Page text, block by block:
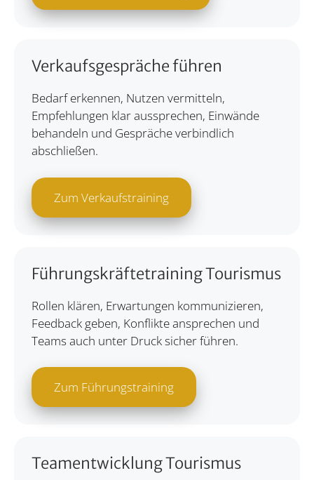
Verkaufsgespräche führen
Bedarf erkennen, Nutzen vermitteln,
Empfehlungen klar aussprechen, Einwände
behandeln und Gespräche verbindlich
abschließen.
Zum Verkaufstraining
Führungskräftetraining Tourismus
Rollen klären, Erwartungen kommunizieren,
Feedback geben, Konflikte ansprechen und
Teams auch unter Druck sicher führen.
Zum Führungstraining
Teamentwicklung Tourismus